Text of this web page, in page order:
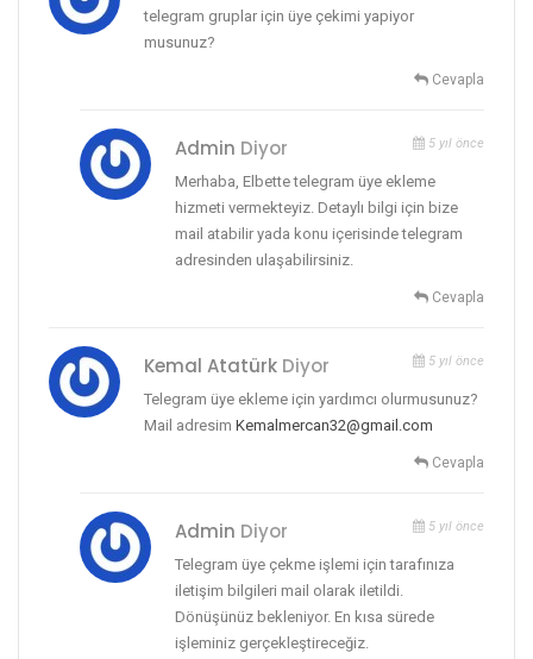
telegram gruplar için üye çekimi yapiyor
musunuz?
Cevapla
Admin Diyor 5 yıl önce
Merhaba, Elbette telegram üye ekleme
hizmeti vermekteyiz. Detaylı bilgi için bize
mail atabilir yada konu içerisinde telegram
adresinden ulaşabilirsiniz.
Cevapla
Kemal Atatürk Diyor 5 yıl önce
Telegram üye ekleme için yardımcı olurmusunuz?
Mail adresim Kemalmercan32@gmail.com
Cevapla
Admin Diyor 5 yıl önce
Telegram üye çekme işlemi için tarafınıza
iletişim bilgileri mail olarak iletildi.
Dönüşünüz bekleniyor. En kısa sürede
işleminiz gerçekleştireceğiz.